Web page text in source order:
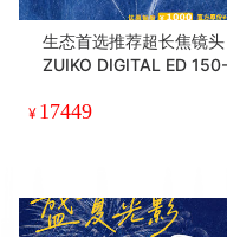
生态首选推荐超长焦镜
ZUIKO DIGITAL ED 150-
¥ 17449